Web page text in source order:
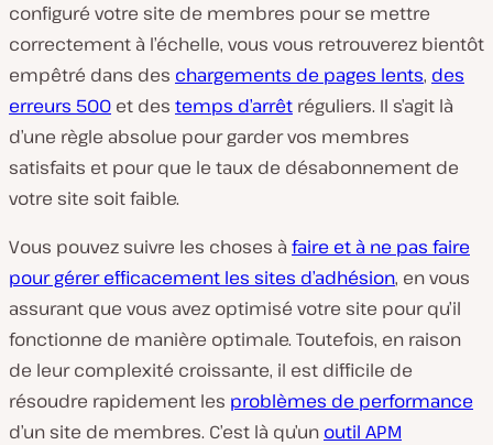
configuré votre site de membres pour se mettre
correctement à l’échelle, vous vous retrouverez bientôt
empêtré dans des chargements de pages lents, des
erreurs 500 et des temps d’arrêt réguliers. Il s’agit là
d’une règle absolue pour garder vos membres
satisfaits et pour que le taux de désabonnement de
votre site soit faible.
Vous pouvez suivre les choses à faire et à ne pas faire
pour gérer efficacement les sites d’adhésion, en vous
assurant que vous avez optimisé votre site pour qu’il
fonctionne de manière optimale. Toutefois, en raison
de leur complexité croissante, il est difficile de
résoudre rapidement les problèmes de performance
d’un site de membres. C’est là qu’un outil APM